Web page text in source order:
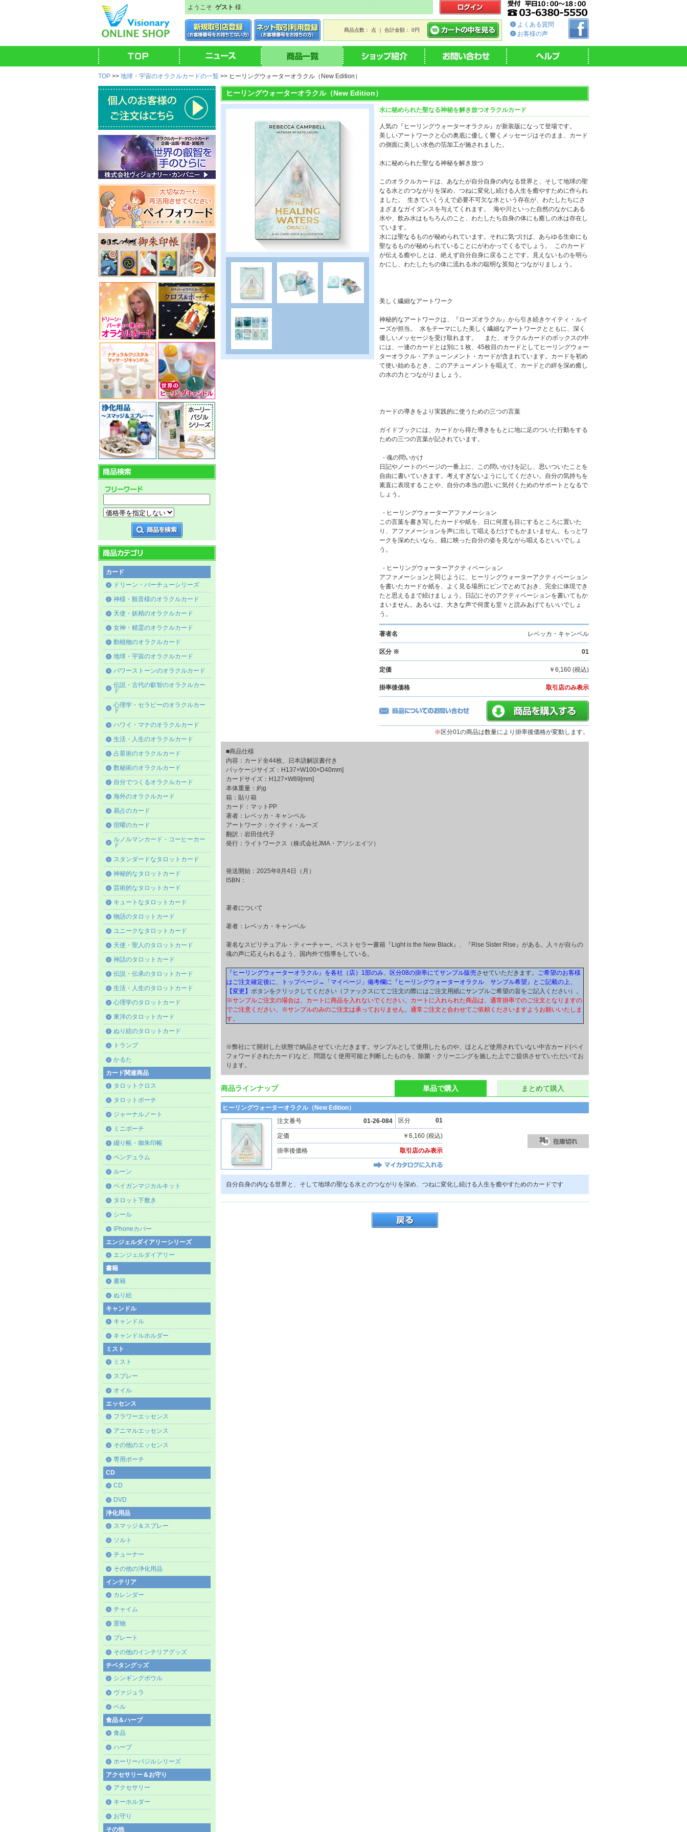
ようこそゲスト様
商品点数： 点 ｜ 合計金額： 0円
よくある質問
お客様の声
TOP >> 地球・宇宙のオラクルカードの一覧 >> ヒーリングウォーターオラクル（New Edition）
カード
ドリーン・バーチューシリーズ
神様・観音様のオラクルカード
天使・妖精のオラクルカード
女神・精霊のオラクルカード
動植物のオラクルカード
地球・宇宙のオラクルカード
パワーストーンのオラクルカード
伝説・古代の叡智のオラクルカー
ド
心理学・セラピーのオラクルカー
ド
ハワイ・マナのオラクルカード
生活・人生のオラクルカード
占星術のオラクルカード
数秘術のオラクルカード
自分でつくるオラクルカード
海外のオラクルカード
易占のカード
宿曜のカード
ルノルマンカード・コーヒーカー
ド
スタンダードなタロットカード
神秘的なタロットカード
芸術的なタロットカード
キュートなタロットカード
物語のタロットカード
ユニークなタロットカード
天使・聖人のタロットカード
神話のタロットカード
伝説・伝承のタロットカード
生活・人生のタロットカード
心理学のタロットカード
東洋のタロットカード
ぬり絵のタロットカード
トランプ
かるた
カード関連商品
タロットクロス
タロットポーチ
ジャーナルノート
ミニポーチ
綴り帳・御朱印帳
ペンデュラム
ルーン
ペイガンマジカルキット
タロット下敷き
シール
iPhoneカバー
エンジェルダイアリーシリーズ
エンジェルダイアリー
書籍
書籍
ぬり絵
キャンドル
キャンドル
キャンドルホルダー
ミスト
ミスト
スプレー
オイル
エッセンス
フラワーエッセンス
アニマルエッセンス
その他のエッセンス
専用ポーチ
CD
CD
DVD
浄化用品
スマッジ＆スプレー
ソルト
チューナー
その他の浄化用品
インテリア
カレンダー
チャイム
置物
プレート
その他のインテリアグッズ
チベタングッズ
シンギングボウル
ヴァジュラ
ベル
食品＆ハーブ
食品
ハーブ
ホーリーバジルシリーズ
アクセサリー＆お守り
アクセサリー
キーホルダー
お守り
その他
ヒーリングウォーターオラクル（New Edition）
水に秘められた聖なる神秘を解き放つオラクルカード
人気の『ヒーリングウォーターオラクル』が新装版になって登場です。
美しいアートワークと心の奥底に優しく響くメッセージはそのまま、カード
の側面に美しい水色の箔加工が施されました。
水に秘められた聖なる神秘を解き放つ
このオラクルカードは、あなたが自分自身の内なる世界と、そして地球の聖
なる水とのつながりを深め、つねに変化し続ける人生を癒やすために作られ
ました。 生きていくうえで必要不可欠な水という存在が、わたしたちにさ
まざまなガイダンスを与えてくれます。 海や川といった自然のなかにある
水や、飲み水はもちろんのこと、わたしたち自身の体にも癒しの水は存在し
ています。
水には聖なるものが秘められています。それに気づけば、あらゆる生命にも
聖なるものが秘められていることにがわかってくるでしょう。 このカード
が伝える癒やしとは、絶えず自分自身に戻ることです。見えないものを明ら
かにし、わたしたちの体に流れる水の聡明な英知とつながりましょう。
美しく繊細なアートワーク
神秘的なアートワークは、『ローズオラクル』から引き続きケイティ・ルイ
ーズが担当。 水をテーマにした美しく繊細なアートワークとともに、深く
優しいメッセージを受け取れます。 また、オラクルカードのボックスの中
には、一連のカードとは別に１枚、45枚目のカードとしてヒーリングウォー
ターオラクル・アチューンメント・カードが含まれています。カードを初め
て使い始めるとき、このアチューメントを唱えて、カードとの絆を深め癒し
の水の力とつながりましょう。
カードの導きをより実践的に使うための三つの言葉
ガイドブックには、カードから得た導きをもとに地に足のついた行動をする
ための三つの言葉が記されています。
- 魂の問いかけ
日記やノートのページの一番上に、この問いかけを記し、思いついたことを
自由に書いていきます。考えすぎないようにしてください。自分の気持ちを
素直に表現することや、自分の本当の思いに気付くためのサポートとなるで
しょう。
- ヒーリングウォーターアファメーション
この言葉を書き写したカードや紙を、日に何度も目にするところに置いた
り、アファメーションを声に出して唱えるだけでもかまいません。もっとワ
ークを深めたいなら、鏡に映った自分の姿を見ながら唱えるといいでしょ
う。
- ヒーリングウォーターアクティベーション
アファメーションと同じように、ヒーリングウォーターアクティベーション
を書いたカードか紙を、よく見る場所にピンでとめておき、完全に体現でき
たと思えるまで続けましょう。日記にそのアクティベーションを書いてもか
まいません。あるいは、大きな声で何度も堂々と読みあげてもいいでしょ
う。
著者名 レベッカ・キャンベル
区分 ※ 01
定価 ￥6,160 (税込)
掛率後価格 取引店のみ表示
※ 区分01の商品は数量により掛率後価格が変動します。
■商品仕様
内容：カード全44枚、日本語解説書付き
パッケージサイズ：H137×W100×D40mm]
カードサイズ：H127×W89[mm]
本体重量：約g
箱：貼り箱
カード：マットPP
著者：レベッカ・キャンベル
アートワーク：ケイティ・ルーズ
翻訳：岩田佳代子
発行：ライトワークス（株式会社JMA・アソシエイツ）
発送開始：2025年8月4日（月）
ISBN：
著者について
著者：レベッカ・キャンベル
著名なスピリチュアル・ティーチャー。ベストセラー書籍『Light is the New Black』、『Rise Sister Rise』がある。人々が自らの
魂の声に応えられるよう、国内外で指導をしている。
『ヒーリングウォーターオラクル』を各社（店）1部のみ、区分08の掛率にてサンプル販売させていただきます。 ご希望のお客様
はご注文確定後に、トップページ→「マイページ」備考欄に『ヒーリングウォーターオラクル サンプル希望』とご記載の上、
【変更】 ボタンをクリックしてください（ファックスにてご注文の際にはご注文用紙にサンプルご希望の旨をご記入ください）。
※サンプルご注文の場合は、カートに商品を入れないでください。カートに入れられた商品は、通常掛率でのご注文となりますの
でご注意ください。※サンプルのみのご注文は承っておりません。通常ご注文と合わせてご依頼くださいますようお願いいたしま
す。
※弊社にて開封した状態で納品させていただきます。サンプルとして使用したものや、ほとんど使用されていない中古カード(ペイ
フォワードされたカード)など、問題なく使用可能と判断したものを、除菌・クリーニングを施した上でご提供させていただいてお
ります。
商品ラインナップ 単品で購入 まとめて購入
ヒーリングウォーターオラクル（New Edition）
注文番号
01-26-084 区分 01
定価 ￥6,160 (税込)
掛率後価格 取引店のみ表示
自分自身の内なる世界と、そして地球の聖なる水とのつながりを深め、つねに変化し続ける人生を癒やすためのカードです